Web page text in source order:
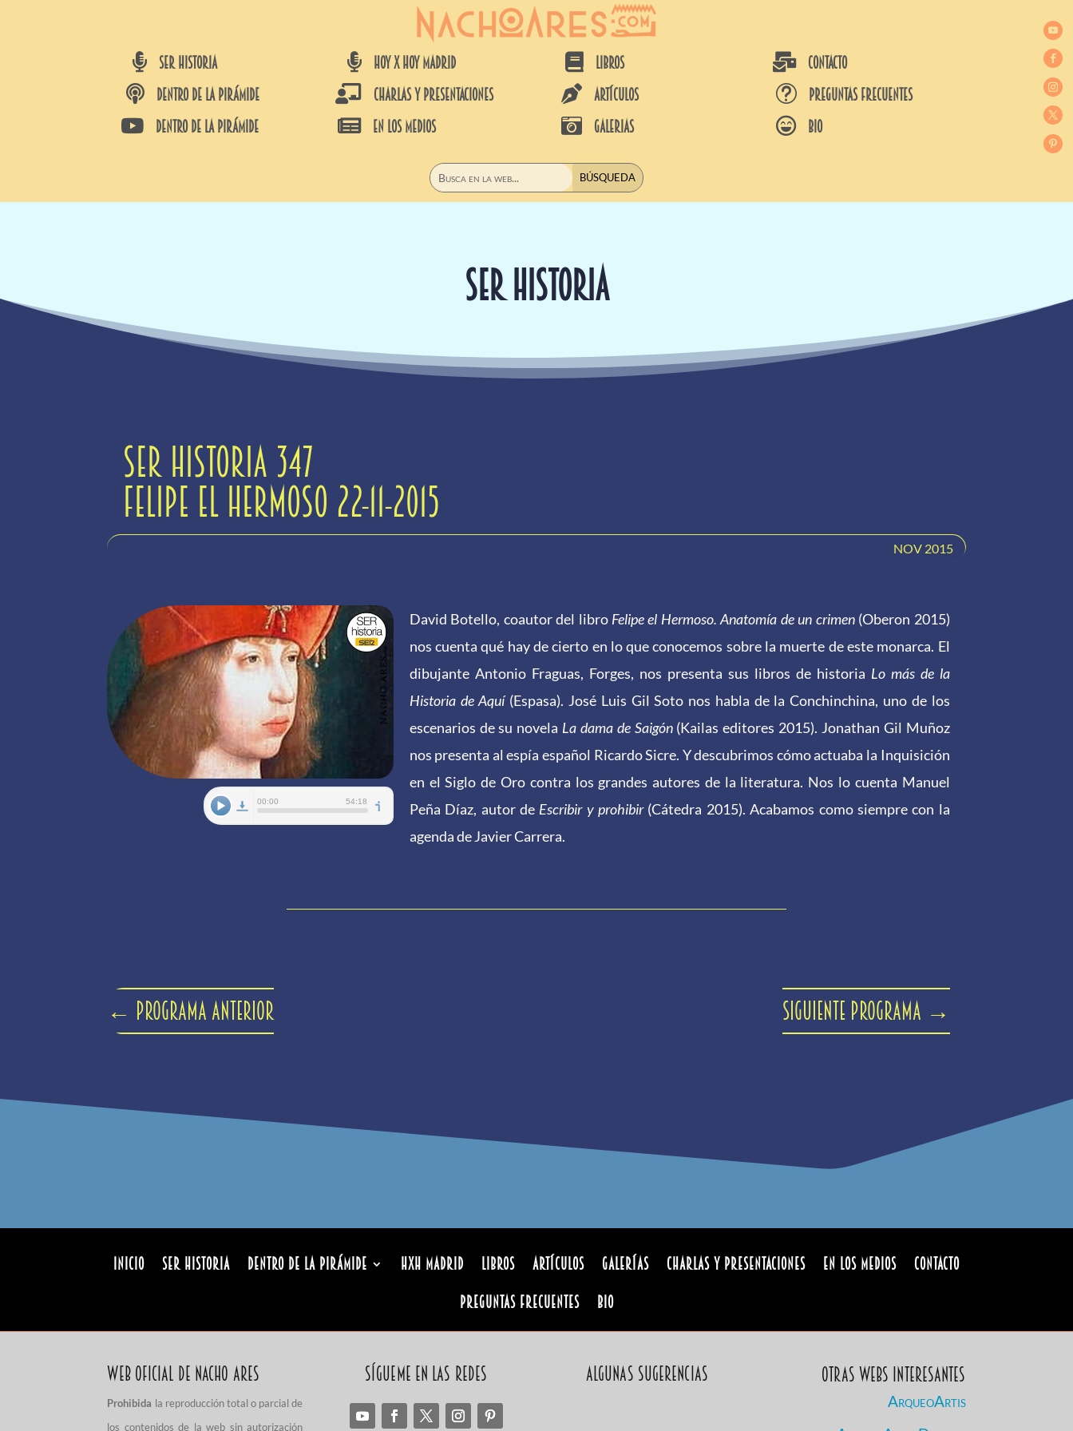
 SER HISTORIA
 DENTRO DE LA PIRÁMIDE
 DENTRO DE LA PIRÁMIDE
 HOY X HOY MADRID
 CHARLAS Y PRESENTACIONES
 EN LOS MEDIOS
 LIBROS
 ARTÍCULOS
 GALERIAS
 CONTACTO
t Preguntas frecuentes
 BIO
SER HISTORIA
SER Historia 347
Felipe el Hermoso 22-11-2015
NOV 2015
David Botello, coautor del libro Felipe el Hermoso. Anatomía de un crimen(Oberon 2015)
nos cuenta qué hay de cierto en lo que conocemos sobre la muerte de este monarca. El
dibujante Antonio Fraguas, Forges, nos presenta sus libros de historia Lo más de la
Historia de Aquí(Espasa). José Luis Gil Soto nos habla de la Conchinchina, uno de los
escenarios de su novela La dama de Saigón(Kailas editores 2015). Jonathan Gil Muñoz
nos presenta al espía español Ricardo Sicre. Y descubrimos cómo actuaba la Inquisición
en el Siglo de Oro contra los grandes autores de la literatura. Nos lo cuenta Manuel
Peña Díaz, autor de Escribir y prohibir(Cátedra 2015). Acabamos como siempre con la
agenda de Javier Carrera.
← Programa anterior Siguiente programa →
INICIO Ser Historia Dentro de la pirámide HxH Madrid Libros Artículos Galerías Charlas y Presentaciones En los medios
Contacto
Preguntas Frecuentes
Bio
Web Oficial de Nacho Ares
Prohibida la reproducción total o parcial de
los contenidos de la web sin autorización
Sígueme en las redes Algunas sugerencias Otras Webs Interesantes
ArqueoArtis